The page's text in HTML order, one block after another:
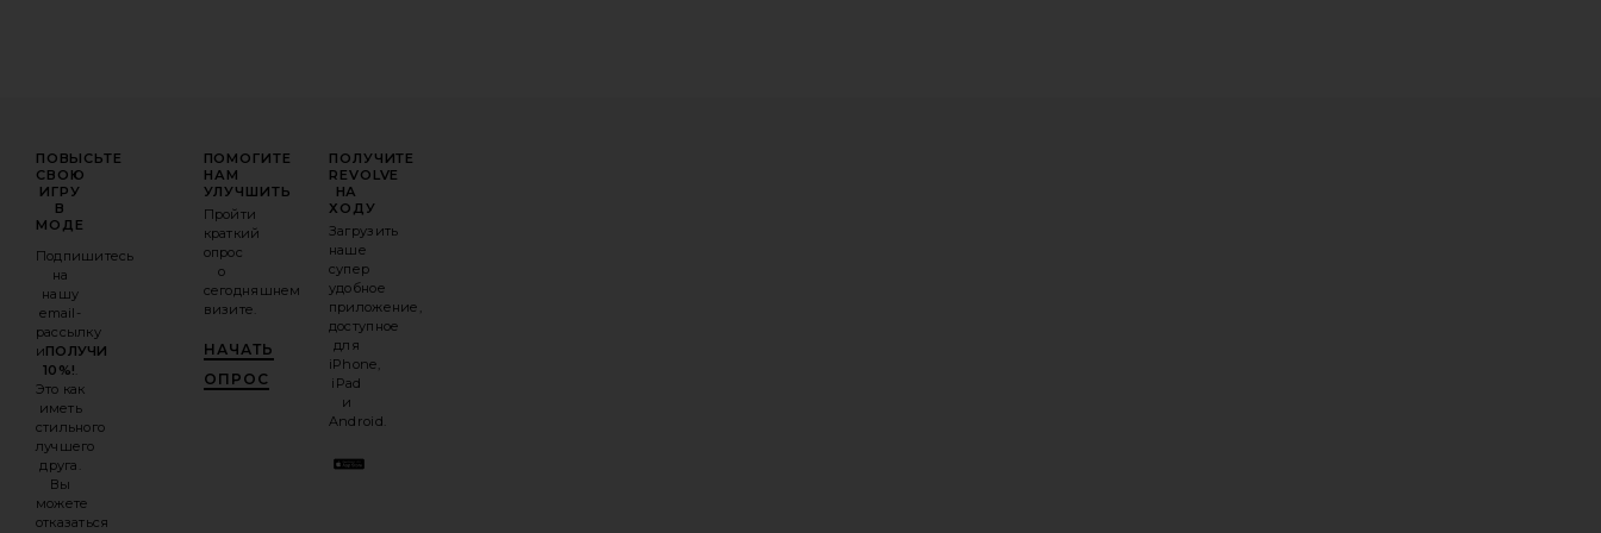
ПОВЫСЬТЕ
СВОЮ
ИГРУ
В
МОДЕ
Подпишитесь
на
нашу
email-
рассылку
иПОЛУЧИ
10%!
Это как
иметь
стильного
лучшего
друга.
Вы
можете
отказаться
ПОМОГИТЕ
НАМ
УЛУЧШИТЬ
Пройти
краткий
опрос
о
сегодняшнем
визите.
НАЧАТЬ
ОПРОС
ПОЛУЧИТЕ
REVOLVE
НА
ХОДУ
Загрузить
наше
супер
удобное
приложение,
доступное
для
iPhone,
iPad
и
Android.